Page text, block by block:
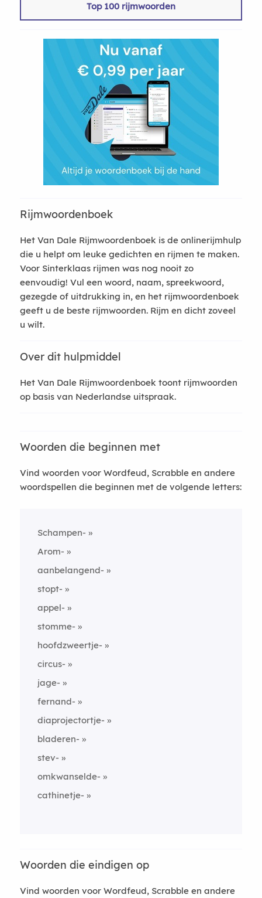
Top 100 rijmwoorden
Rijmwoordenboek
Het Van Dale Rijmwoordenboek is de onlinerijmhulp
die u helpt om leuke gedichten en rijmen te maken.
Voor Sinterklaas rijmen was nog nooit zo
eenvoudig! Vul een woord, naam, spreekwoord,
gezegde of uitdrukking in, en het rijmwoordenboek
geeft u de beste rijmwoorden. Rijm en dicht zoveel
u wilt.
Over dit hulpmiddel
Het Van Dale Rijmwoordenboek toont rijmwoorden
op basis van Nederlandse uitspraak.
Woorden die beginnen met
Vind woorden voor Wordfeud, Scrabble en andere
woordspellen die beginnen met de volgende letters:
Schampen-
Arom-
aanbelangend-
stopt-
appel-
stomme-
hoofdzweertje-
circus-
jage-
fernand-
diaprojectortje-
bladeren-
stev-
omkwanselde-
cathinetje-
Woorden die eindigen op
Vind woorden voor Wordfeud, Scrabble en andere